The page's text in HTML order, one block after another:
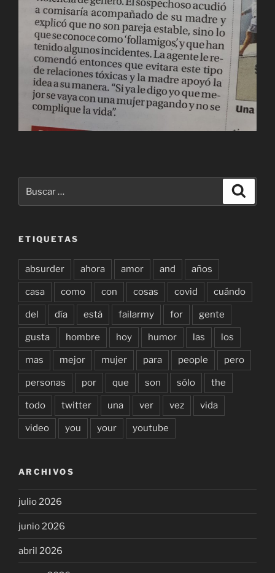
por:
ETIQUETAS
absurder ahora amor and años
casa como con cosas covid cuándo
del día está failarmy for gente
gusta hombre hoy humor las los
mas mejor mujer para people pero
personas por que son sólo the
todo twitter una ver vez vida
video you your youtube
ARCHIVOS
julio 2026
junio 2026
abril 2026